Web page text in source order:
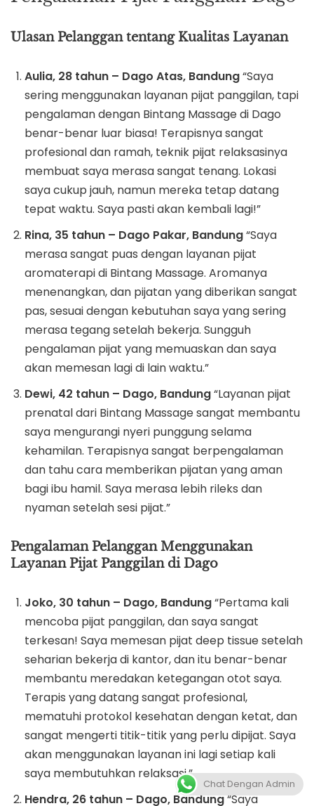
Ulasan Pelanggan tentang Kualitas Layanan
Aulia, 28 tahun – Dago Atas, Bandung“Saya
sering menggunakan layanan pijat panggilan, tapi
pengalaman dengan Bintang Massage di Dago
benar-benar luar biasa! Terapisnya sangat
profesional dan ramah, teknik pijat relaksasinya
membuat saya merasa sangat tenang. Lokasi
saya cukup jauh, namun mereka tetap datang
tepat waktu. Saya pasti akan kembali lagi!”
Rina, 35 tahun – Dago Pakar, Bandung“Saya
merasa sangat puas dengan layanan pijat
aromaterapi di Bintang Massage. Aromanya
menenangkan, dan pijatan yang diberikan sangat
pas, sesuai dengan kebutuhan saya yang sering
merasa tegang setelah bekerja. Sungguh
pengalaman pijat yang memuaskan dan saya
akan memesan lagi di lain waktu.”
Dewi, 42 tahun – Dago, Bandung“Layanan pijat
prenatal dari Bintang Massage sangat membantu
saya mengurangi nyeri punggung selama
kehamilan. Terapisnya sangat berpengalaman
dan tahu cara memberikan pijatan yang aman
bagi ibu hamil. Saya merasa lebih rileks dan
nyaman setelah sesi pijat.”
Pengalaman Pelanggan Menggunakan
Layanan Pijat Panggilan di Dago
Joko, 30 tahun – Dago, Bandung“Pertama kali
mencoba pijat panggilan, dan saya sangat
terkesan! Saya memesan pijat deep tissue setelah
seharian bekerja di kantor, dan itu benar-benar
membantu meredakan ketegangan otot saya.
Terapis yang datang sangat profesional,
mematuhi protokol kesehatan dengan ketat, dan
sangat mengerti titik-titik yang perlu dipijat. Saya
akan menggunakan layanan ini lagi setiap kali
saya membutuhkan relaksasi.”
Hendra, 26 tahun – Dago, Bandung“Saya
Chat Dengan Admin